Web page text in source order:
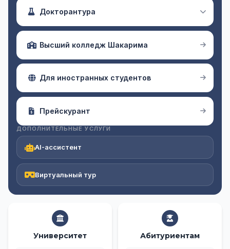
Докторантура
Высший колледж Шакарима
Для иностранных студентов
Прейскурант
ДОПОЛНИТЕЛЬНЫЕ УСЛУГИ
AI-ассистент
Виртуальный тур
Университет Абитуриентам